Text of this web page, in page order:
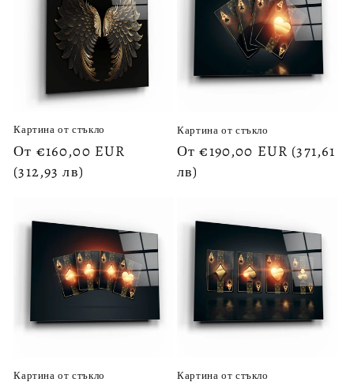
Картина от стъкло
Обичайна
цена
От €160,00 EUR
(312,93 лв)
Картина от стъкло
Обичайна
цена
От €190,00 EUR (371,61
лв)
Картина от стъкло Картина от стъкло